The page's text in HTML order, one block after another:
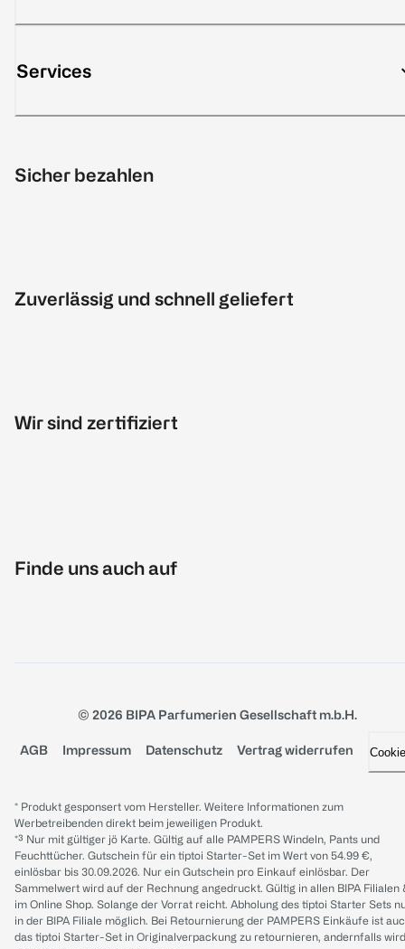
Services
Sicher bezahlen
Zuverlässig und schnell geliefert
Wir sind zertifiziert
Finde uns auch auf
© 2026 BIPA Parfumerien Gesellschaft m.b.H.
AGB Impressum Datenschutz Vertrag widerrufen
* Produkt gesponsert vom Hersteller. Weitere Informationen zum
Werbetreibenden direkt beim jeweiligen Produkt.
*³ Nur mit gültiger jö Karte. Gültig auf alle PAMPERS Windeln, Pants und
Feuchttücher. Gutschein für ein tiptoi Starter-Set im Wert von 54.99 €,
einlösbar bis 30.09.2026. Nur ein Gutschein pro Einkauf einlösbar. Der
Sammelwert wird auf der Rechnung angedruckt. Gültig in allen BIPA Filialen
im Online Shop. Solange der Vorrat reicht. Abholung des tiptoi Starter Sets
in der BIPA Filiale möglich. Bei Retournierung der PAMPERS Einkäufe ist
das tiptoi Starter-Set in Originalverpackung zu retournieren, andernfalls wird